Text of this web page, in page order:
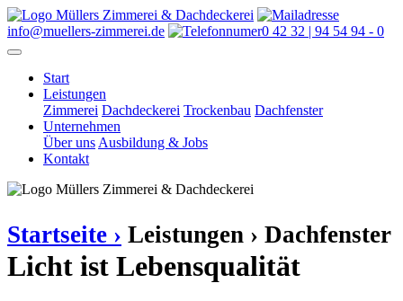
info@muellers-zimmerei.de 0 42 32 | 94 54 94 - 0
Start
Leistungen
Zimmerei Dachdeckerei Trockenbau Dachfenster
Unternehmen
Über uns Ausbildung & Jobs
Kontakt
Startseite › Leistungen › Dachfenster
Licht ist Lebensqualität